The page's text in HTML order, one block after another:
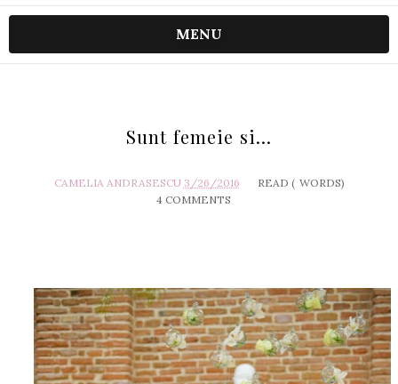
MENU
Sunt femeie si...
CAMELIA ANDRASESCU 3/26/2016 READ ( WORDS)
4 COMMENTS